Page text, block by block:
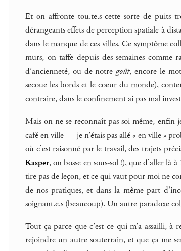
Et on affronte tou.te.s cette sorte de puits
dérangeants effets de perception spatiale à
dans le manque de ces villes. Ce symptôme
murs, on taffe depuis des semaines
d’ancienneté, ou de notre goût, encore le
secoue les bords et le coeur du monde),
contraire, dans le confinement ai pas mal
Mais on ne se reconnaît pas soi-même,
café en ville — je n’étais pas allé « en ville »
où c’est raisonné par le travail, des trajets
Kasper, on bosse en sous-sol !), que d’aller là
tire pas de leçon, et ce qui vaut pour moi ne
de nos pratiques, et dans la même part
soignant.e.s (beaucoup). Un autre paradoxe
Tout ça parce que c’est ce qui m’a assailli,
rejoindre un autre souterrain, et que ça me